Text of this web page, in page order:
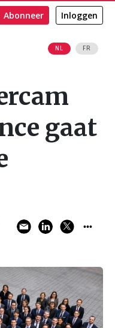
NL FR
Abonneer Inloggen
gaat